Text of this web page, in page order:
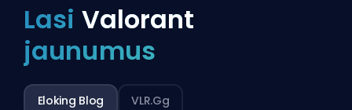
Lasi Valorant
jaunumus
Eloking Blog VLR.gg